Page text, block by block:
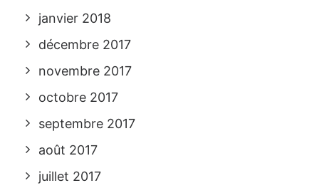
janvier 2018
décembre 2017
novembre 2017
octobre 2017
septembre 2017
août 2017
juillet 2017